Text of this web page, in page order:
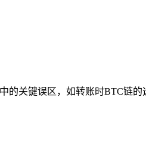
的关键误区，如转账时BTC链的